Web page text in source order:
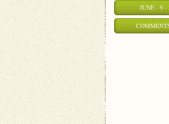
JUNE - 9 -